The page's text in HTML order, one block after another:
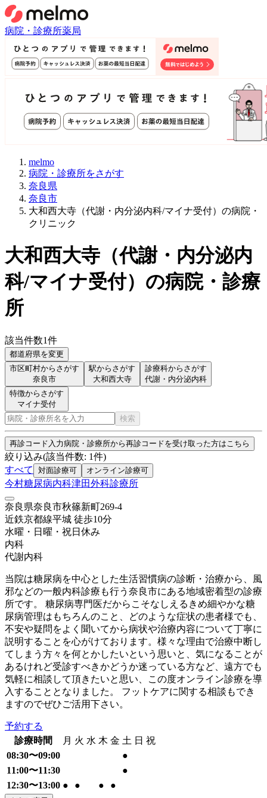
病院・診療所薬局
melmo
病院・診療所をさがす
奈良県
奈良市
大和西大寺（代謝・内分泌内科/マイナ受付）の病院・
クリニック
大和西大寺 （代謝・内分泌内
科/マイナ受付） の病院・診療
所
該当件数1件
都道府県を変更
市区町村からさがす
奈良市
駅からさがす
大和西大寺
診療科からさがす
代謝・内分泌内科
特徴からさがす
マイナ受付
検索
再診コード入力病院・診療所から再診コードを受け取った方はこちら
絞り込み(該当件数: 1件)
すべて
対面診療可 オンライン診療可
今村糖尿病内科津田外科診療所
奈良県奈良市秋篠新町269-4
近鉄京都線平城 徒歩10分
水曜・日曜・祝日 休み
内科
代謝内科
当院は糖尿病を中心とした生活習慣病の診断・治療から、風
邪などの一般内科診療も行う奈良市にある地域密着型の診療
所です。 糖尿病専門医だからこそなしえるきめ細やかな糖
尿病管理はもちろんのこと、どのような症状の患者様でも、
不安や疑問をよく聞いてから病状や治療内容について丁寧に
説明することを心がけております。様々な理由で治療中断し
てしまう方々を何とかしたいという思いと、気になることが
あるけれど受診すべきかどうか迷っている方など、遠方でも
気軽に相談して頂きたいと思い、この度オンライン診療を導
入することとなりました。 フットケアに関する相談もでき
ますのでぜひご活用下さい。
予約する
診療時間
月 火 水 木 金 土 日 祝
08:30〜09:00
●
11:00〜11:30
●
12:30〜13:00 ● ● ● ●